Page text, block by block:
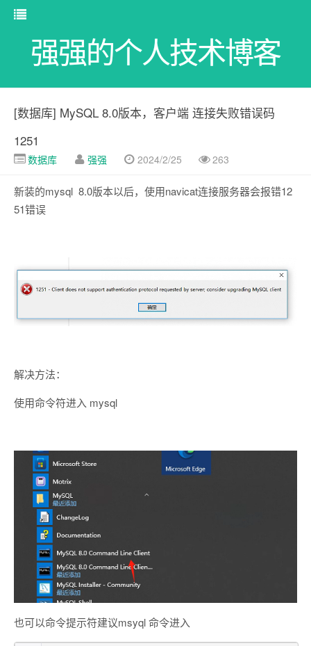
强强的个人技术博客
[数据库] MySQL 8.0版本，客户端 连接失败错误码
1251
数据库 强强 2024/2/25 263
新装的mysql 8.0版本以后，使用navicat连接服务器会报错12
51错误
解决方法：
使用命令符进入 mysql
也可以命令提示符建议msyql 命令进入